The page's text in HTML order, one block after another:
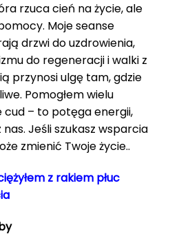
rzuca cień na życie, ale
Moje seanse
drzwi do uzdrowienia,
do regeneracji i walki z
przynosi ulgę tam, gdzie
Pomogłem wielu
cud – to potęga energii,
Jeśli szukasz wsparcia
zmienić Twoje życie..
z rakiem płuc